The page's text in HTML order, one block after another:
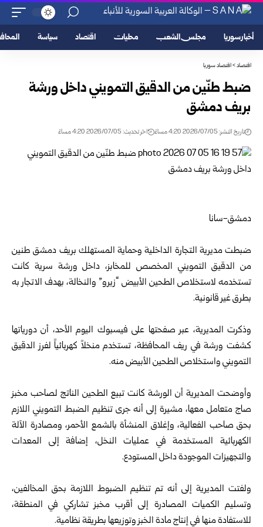
أخبار سوريا مجلس الشعب محليات اقتصاد سياسة
اقتصاد>اقتصاد سوريا
ضبط طنّين من الدقيق التمويني داخل ورشة
بريف دمشق
تاريخ النشر: 2026/07/05 4:20 مساءً اخر تحديث: 2026/07/05 4:20 مساءً
دمشق-سانا‌‎ ‎
ضبطت مديرية التجارة الداخليةوحماية المستهلك بريف دمشقطنين
من الدقيق التمويني المخصص للمخابز، داخل ورشة ‏سرية كانت
تستخدمه لاستخلاص الطحين الأبيض “زيرو” والنخالة، بهدف الاتجار به
بطرق غير قانونية.‏
وذكرت المديرية، عبر صفحتها على فيسبوك اليوم الأحد، أن دورياتها
كشفت ورشة في ريف المحافظة، تستخدم منخلاً ‏كهربائياً لفرز الدقيق
التمويني واستخلاص الطحين الأبيض منه.‏
وأوضحت المديرية أن الورشة كانت تبيع الطحين الناتج لصاحب مخبز
صاج متعامل معها، مشيرة إلى أنه جرى تنظيم ‏الضبط التمويني اللازم
بحق صاحب الفعالية، وإغلاق المنشأة بالشمع الأحمر، ومصادرة الآلة
الكهربائية المستخدمة في ‏عمليات النخل، إضافة إلى المعدات
والتجهيزات الموجودة داخل المستودع.‏
ولفتت المديرية إلى أنه تم تنظيم الضبوط اللازمة بحق المخالفين،
وتسليم الكميات المصادرة إلى أقرب مخبز تشاركي في ‏المنطقة،
للاستفادة منها في إنتاج مادة الخبز وتوزيعها بطريقة نظامية.‏